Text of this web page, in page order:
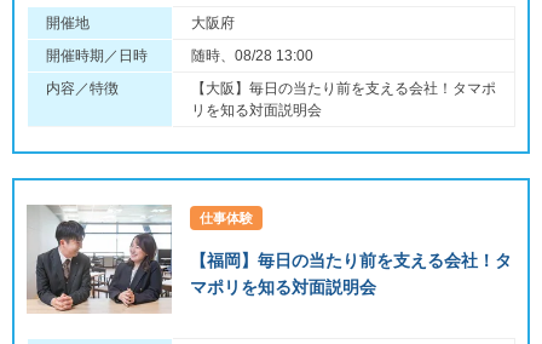
開催地
大阪府
開催時期／日時
随時、08/28 13:00
内容／特徴
【大阪】毎日の当たり前を支える会社！タマポ
リを知る対面説明会
仕事体験
【福岡】毎日の当たり前を支える会社！タ
マポリを知る対面説明会